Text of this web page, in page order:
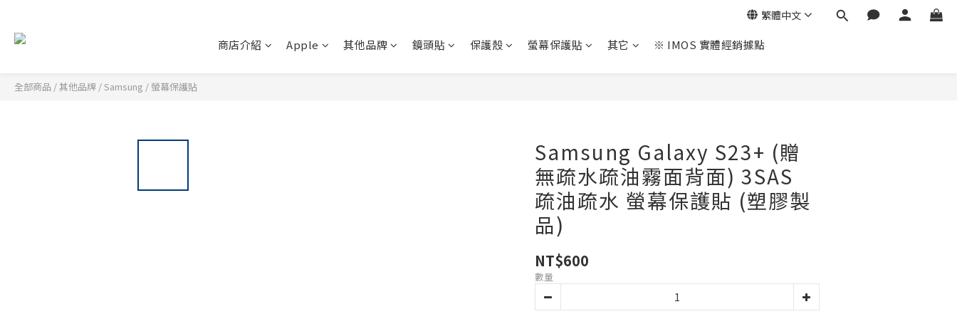
繁體中文
商店介紹 Apple 其他品牌 鏡頭貼 保護殼 螢幕保護貼 其它 ※ IMOS 實體經銷據點
全部商品 /其他品牌 /Samsung / 螢幕保護貼
Samsung Galaxy S23+ (贈
無疏水疏油霧面背面) 3SAS
疏油疏水 螢幕保護貼 (塑膠製
品)
NT$600
數量